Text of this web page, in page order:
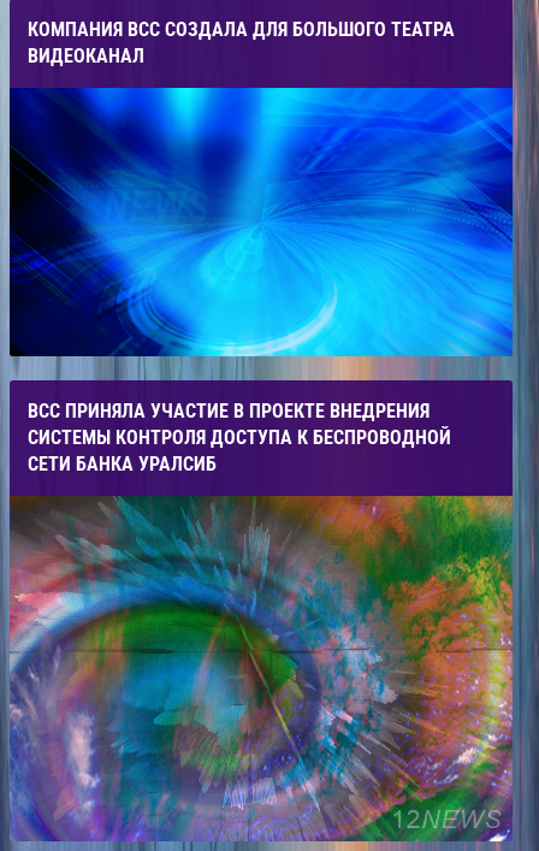
КОМПАНИЯ ВСС СОЗДАЛА ДЛЯ БОЛЬШОГО ТЕАТРА
ВИДЕОКАНАЛ
ВСС ПРИНЯЛА УЧАСТИЕ В ПРОЕКТЕ ВНЕДРЕНИЯ
СИСТЕМЫ КОНТРОЛЯ ДОСТУПА К БЕСПРОВОДНОЙ
СЕТИ БАНКА УРАЛСИБ